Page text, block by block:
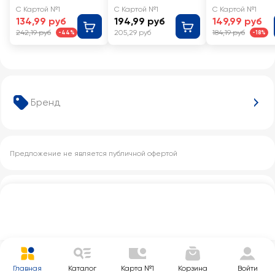
Бренд
Предложение не является публичной офертой
С Картой №1
134,99 руб
242,19 руб -44%
С Картой №1
194,99 руб
205,29 руб
С Картой №1
149,99 руб
184,19 руб -18%
Главная Каталог Карта №1 Корзина Войти